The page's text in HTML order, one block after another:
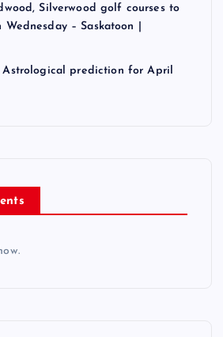
Silverwood golf courses to
– Saskatoon |
Astrological prediction for April